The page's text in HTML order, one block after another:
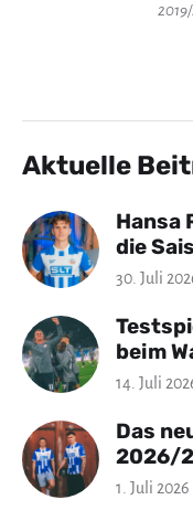
Aktuelle
Hansa
die
30. Juli
beim
14. Juli
Das
2026/
1. Juli 2026